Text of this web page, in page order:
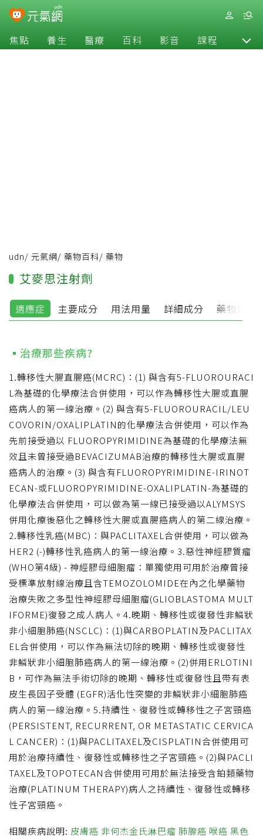
焦點 養生 醫療 百科 影音 課程 退休
udn/ 元氣網/ 藥物百科/ 藥物
艾麥思注射劑
適應症 主要成分 用法用量 詳細成分 藥物外觀
治療那些疾病?
1.轉移性大腸直腸癌(MCRC)：(1) 與含有5-FLUOROURACI
L為基礎的化學療法合併使用，可以作為轉移性大腸或直腸
癌病人的第一線治療。(2) 與含有5-FLUOROURACIL/LEU
COVORIN/OXALIPLATIN的化學療法合併使用，可以作為
先前接受過以 FLUOROPYRIMIDINE為基礎的化學療法無
效且未曾接受過BEVACIZUMAB治療的轉移性大腸或直腸
癌病人的治療。(3) 與含有FLUOROPYRIMIDINE-IRINOT
ECAN-或FLUOROPYRIMIDINE-OXALIPLATIN-為基礎的
化學療法合併使用，可以做為第一線已接受過以ALYMSYS
併用化療後惡化之轉移性大腸或直腸癌病人的第二線治療。
2.轉移性乳癌(MBC)：與PACLITAXEL合併使用，可以做為
HER2 (-)轉移性乳癌病人的第一線治療。3.惡性神經膠質瘤
(WHO第4級) - 神經膠母細胞瘤：單獨使用可用於治療曾接
受標準放射線治療且含TEMOZOLOMIDE在內之化學藥物
治療失敗之多型性神經膠母細胞瘤(GLIOBLASTOMA MULT
IFORME)復發之成人病人。4.晚期、轉移性或復發性非鱗狀
非小細胞肺癌(NSCLC)：(1)與CARBOPLATIN及PACLITAX
EL合併使用，可以作為無法切除的晚期、轉移性或復發性
非鱗狀非小細胞肺癌病人的第一線治療。(2)併用ERLOTINI
B，可作為無法手術切除的晚期、轉移性或復發性且帶有表
皮生長因子受體 (EGFR)活化性突變的非鱗狀非小細胞肺癌
病人的第一線治療。5.持續性、復發性或轉移性之子宮頸癌
(PERSISTENT, RECURRENT, OR METASTATIC CERVICA
L CANCER)：(1)與PACLITAXEL及CISPLATIN合併使用可
用於治療持續性、復發性或轉移性之子宮頸癌。(2)與PACLI
TAXEL及TOPOTECAN合併使用可用於無法接受含鉑類藥物
治療(PLATINUM THERAPY)病人之持續性、復發性或轉移
性子宮頸癌。
相關疾病說明: 皮膚癌 非何杰金氏淋巴瘤 肺腺癌 喉癌 黑色